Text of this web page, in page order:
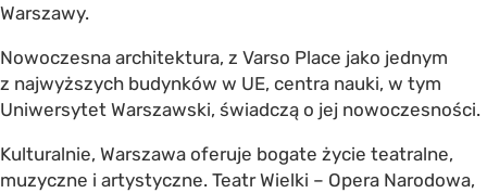
Warszawy.
Nowoczesna architektura, z Varso Place jako jednym
z najwyższych budynków w UE, centra nauki, w tym
Uniwersytet Warszawski, świadczą o jej nowoczesności.
Kulturalnie, Warszawa oferuje bogate życie teatralne,
muzyczne i artystyczne. Teatr Wielki – Opera Narodowa,